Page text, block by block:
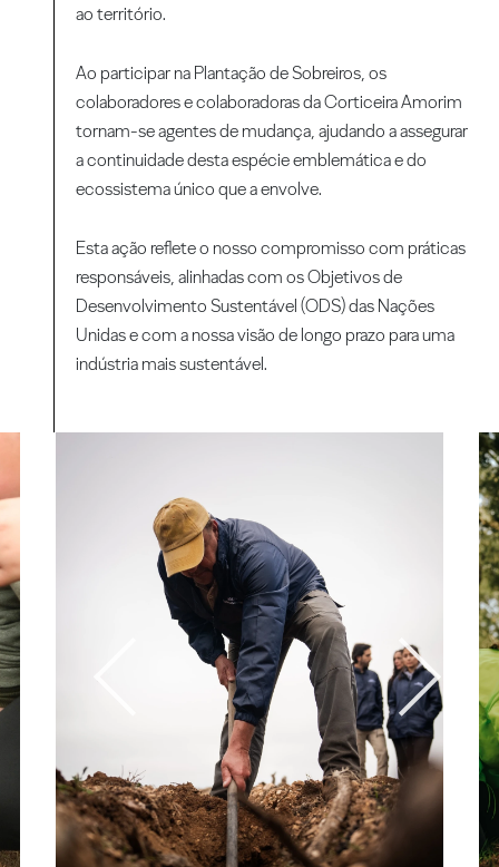
ao território.
Ao participar na Plantação de Sobreiros, os
colaboradores e colaboradoras da Corticeira Amorim
tornam-se agentes de mudança, ajudando a assegurar
a continuidade desta espécie emblemática e do
ecossistema único que a envolve.
Esta ação reflete o nosso compromisso com práticas
responsáveis, alinhadas com os Objetivos de
Desenvolvimento Sustentável (ODS) das Nações
Unidas e com a nossa visão de longo prazo para uma
indústria mais sustentável.